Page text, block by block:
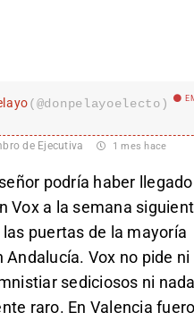
(@donpelayoelecto)
de Ejecutiva 1 mes hace
podría haber
Vox a la semana
puertas de la mayoría
Andalucía. Vox no pide
sediciosos ni nada
raro. En Valencia